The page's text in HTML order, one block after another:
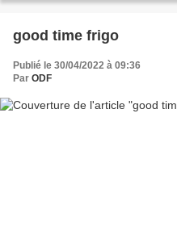
good time frigo
Publié le 30/04/2022 à 09:36
Par ODF